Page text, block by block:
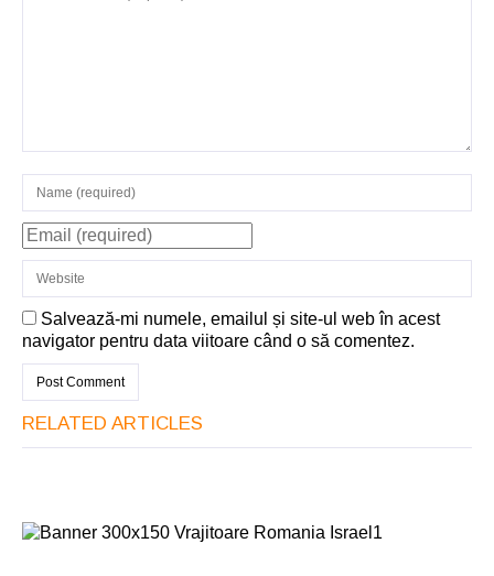
Salvează-mi numele, emailul și site-ul web în acest
navigator pentru data viitoare când o să comentez.
RELATED ARTICLES